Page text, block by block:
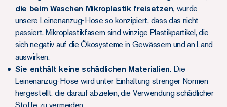
die beim Waschen Mikroplastik freisetzen, wurde
unsere Leinenanzug-Hose so konzipiert, dass das nicht
passiert. Mikroplastikfasern sind winzige Plastikpartikel, die
sich negativ auf die Ökosysteme in Gewässern und an Land
auswirken.
Sie enthält keine schädlichen Materialien. Die
Leinenanzug-Hose wird unter Einhaltung strenger Normen
hergestellt, die darauf abzielen, die Verwendung schädlicher
Stoffe zu vermeiden.